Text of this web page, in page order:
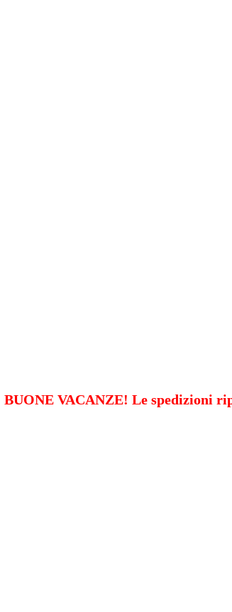
BUONE VACANZE! Le spedizioni